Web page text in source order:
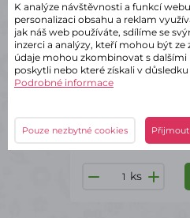
✔ Skladem –
102 Kč s DPH
ks
K analýze návštěvnosti a funkcí
personalizaci obsahu a reklam
jak náš web používáte, sdílíme se
inzerci a analýzy, kteří mohou být
údaje mohou zkombinovat s
poskytli nebo které získali v
Podrobné informace
Pouze nezbytné cookies Přijmout